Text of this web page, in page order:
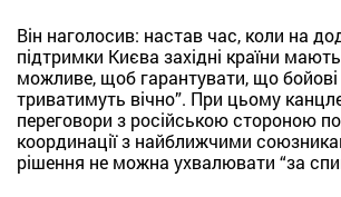
Він наголосив: настав час, коли на
підтримки Києва західні країни
можливе, щоб гарантувати, що бойові
триватимуть вічно”. При цьому
переговори з російською стороною
координації з найближчими
рішення не можна ухвалювати “за